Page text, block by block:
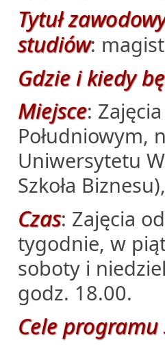
Tytuł
studiów:
Gdzie i kiedy
Miejsce:
Południowym,
Uniwersytetu
Szkoła
Czas: Zajęcia
tygodnie, w
soboty i
godz. 18.00.
Cele